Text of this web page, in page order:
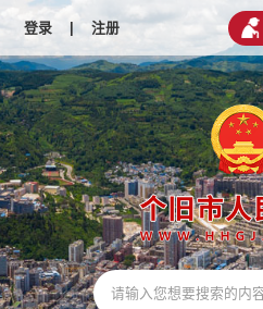
登录 | 注册